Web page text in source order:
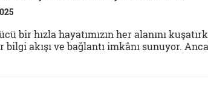
bir hızla hayatımızın her alanını
akışı ve bağlantı imkânı sunuyor.